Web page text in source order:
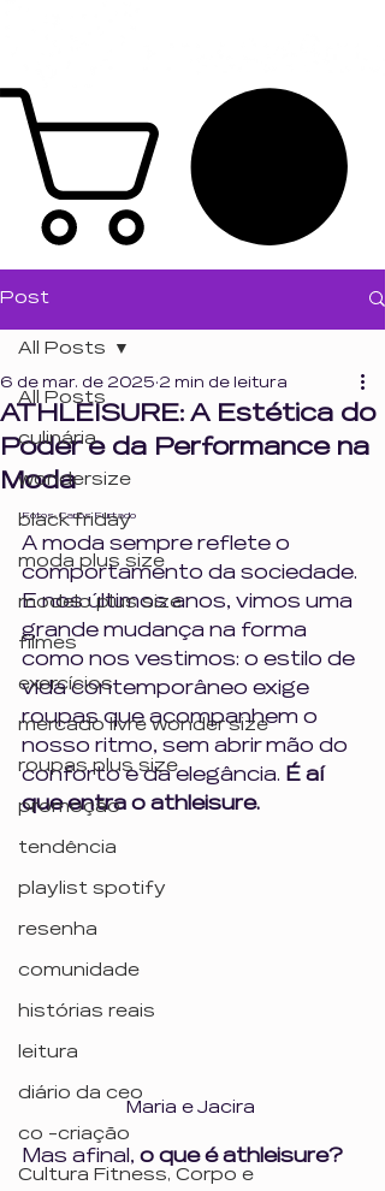
Post
All Posts
culinária
wondersize
black friday
moda plus size
modelo plus size
filmes
exercícios
mercado livre wonder size
roupas plus size
promoção
tendência
playlist spotify
resenha
comunidade
histórias reais
leitura
diário da ceo
co -criação
Cultura Fitness, Corpo e
All Posts
ATHLEISURE: A Estética do
Poder e da Performance na
Moda
6 de mar. de 2025 2 min de leitura
Fotos: Carlos Furtado
A moda sempre reflete o
comportamento da sociedade.
E nos últimos anos, vimos uma
grande mudança na forma
como nos vestimos: o estilo de
vida contemporâneo exige
roupas que acompanhem o
nosso ritmo, sem abrir mão do
conforto e da elegância. É aí
que entra o athleisure.
Maria e Jacira
Mas afinal, o que é athleisure?